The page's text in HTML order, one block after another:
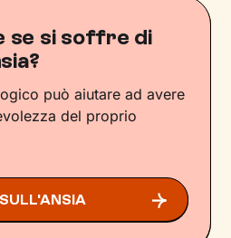
se si soffre di
può aiutare ad avere
del proprio